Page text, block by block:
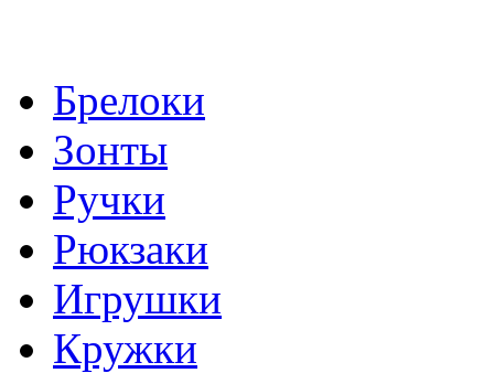
Брелоки
Зонты
Ручки
Рюкзаки
Игрушки
Кружки